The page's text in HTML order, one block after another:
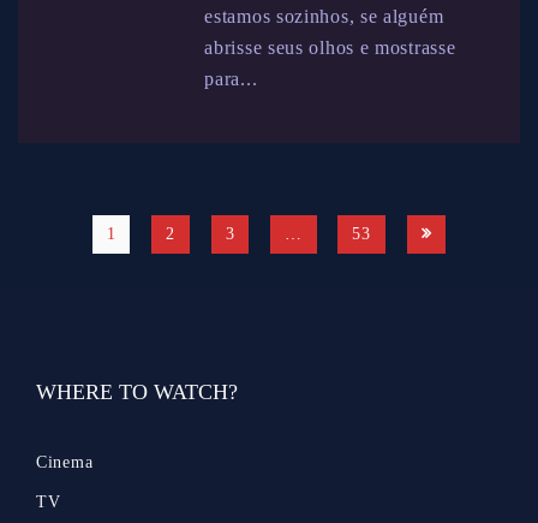
estamos sozinhos, se alguém
abrisse seus olhos e mostrasse
para...
1 2 3 … 53
WHERE TO WATCH?
Cinema
TV